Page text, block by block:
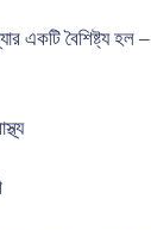
একটি বৈশিষ্ট্য হল –